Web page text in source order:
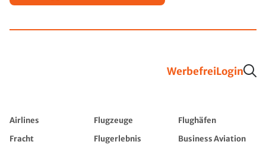
WerbefreiLogin
Airlines Flugzeuge
Flughäfen
Fracht
Flugerlebnis
Business Aviation